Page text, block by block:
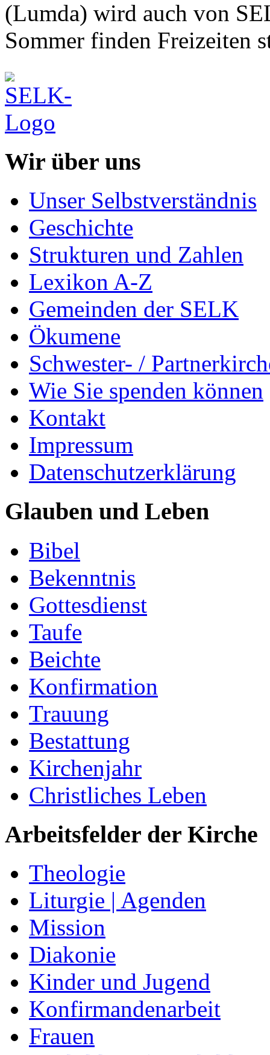
(Lumda) wird auch von
Sommer finden Freizeiten
Wir über uns
Unser Selbstverständnis
Geschichte
Strukturen und Zahlen
Lexikon A-Z
Gemeinden der SELK
Ökumene
Schwester- /
Wie Sie spenden können
Kontakt
Impressum
Datenschutzerklärung
Glauben und Leben
Bibel
Bekenntnis
Gottesdienst
Taufe
Beichte
Konfirmation
Trauung
Bestattung
Kirchenjahr
Christliches Leben
Arbeitsfelder der Kirche
Theologie
Liturgie | Agenden
Mission
Diakonie
Kinder und Jugend
Konfirmandenarbeit
Frauen